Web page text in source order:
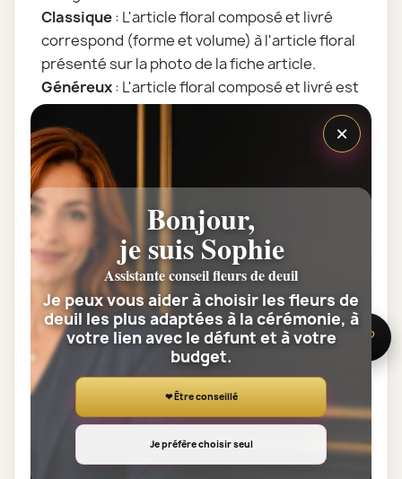
Classique: L'article floral composé et livré
correspond (forme et volume) à l'article floral
présenté sur la photo de la fiche article.
Généreux: L'article floral composé et livré est
plus volumineux et généreux que la photo. Il
contient plus de tiges de fleurs.
Prestige: L'article floral composé et livré, tout
en gardant sa forme, contient encore plus de
tiges de fleurs. C'est un bouquet très
volumineux.
Tous nos articles floraux sont assemblés par
nos artisans fleuristes juste avant la livraison.
L'assemblage floral est dépendant des fleurs
de saisons. La réalisation florale est le
résultat du talent individuel du fleuriste qui la
prépare : nos fleuristes sont des artistes, la
photographie de la fiche article est non
contractuelle, elle est présentée à titre
indicatif.
🌸 Besoin d’aide ?
×
Bonjour,
je suis Sophie
Assistante conseil fleurs de deuil
Je peux vous aider à choisir les fleurs de
deuil les plus adaptées à la cérémonie, à
votre lien avec le défunt et à votre
budget.
❤ Être conseillé
Je préfère choisir seul